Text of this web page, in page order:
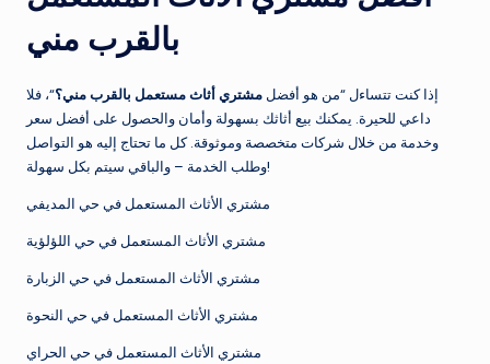
بالقرب مني
إذا كنت تتساءل “من هو أفضل مشتري أثاث مستعمل بالقرب مني؟“، فلا
داعي للحيرة. يمكنك بيع أثاثك بسهولة وأمان والحصول على أفضل سعر
وخدمة من خلال شركات متخصصة وموثوقة. كل ما تحتاج إليه هو التواصل
وطلب الخدمة – والباقي سيتم بكل سهولة!
مشتري الأثاث المستعمل في حي المديفي
مشتري الأثاث المستعمل في حي اللؤلؤية
مشتري الأثاث المستعمل في حي الزبارة
مشتري الأثاث المستعمل في حي النحوة
مشتري الأثاث المستعمل في حي الحراي